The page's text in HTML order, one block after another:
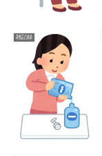
雑記録